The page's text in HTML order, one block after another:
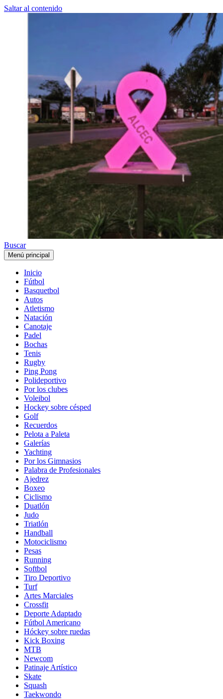
Saltar al contenido
Buscar
Menú principal
Inicio
Fútbol
Basquetbol
Autos
Atletismo
Natación
Canotaje
Padel
Bochas
Tenis
Rugby
Ping Pong
Polideportivo
Por los clubes
Voleibol
Hockey sobre césped
Golf
Recuerdos
Pelota a Paleta
Galerías
Yachting
Por los Gimnasios
Palabra de Profesionales
Ajedrez
Boxeo
Ciclismo
Duatlón
Judo
Triatlón
Handball
Motociclismo
Pesas
Running
Softbol
Tiro Deportivo
Turf
Artes Marciales
Crossfit
Deporte Adaptado
Fútbol Americano
Hóckey sobre ruedas
Kick Boxing
MTB
Newcom
Patinaje Artístico
Skate
Squash
Taekwondo